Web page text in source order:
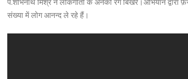
संख्या में लोग आनन्द ले रहे हैं।